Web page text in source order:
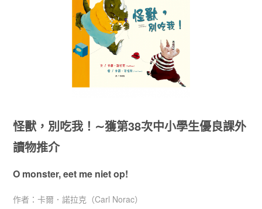
怪獸，別吃我！∼獲第38次中小學生優良課外
讀物推介
O monster, eet me niet op!
作者：卡爾．諾拉克（Carl Norac）